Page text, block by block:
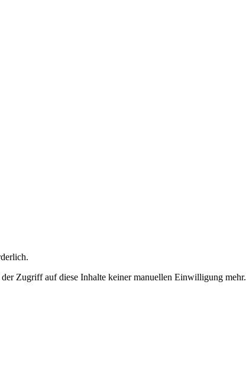
Zugriff auf diese Inhalte keiner manuellen Einwilligung mehr.